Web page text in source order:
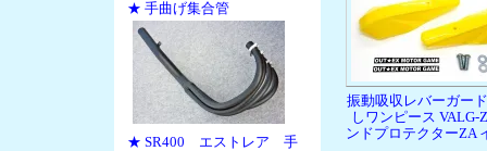
★ 手曲げ集合管
★ SR400 エストレア 手
振動吸収レバーガー
しワンピース
ンドプロテクターZA